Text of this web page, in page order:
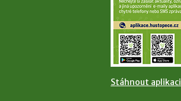
Stáhnout aplikaci